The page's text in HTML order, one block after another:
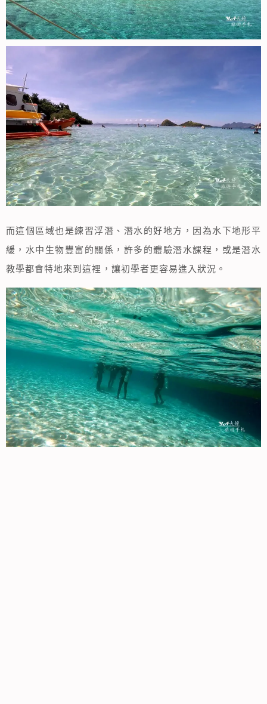
而這個區域也是練習浮潛、潛水的好地方，因為水下地形平
緩，水中生物豐富的關係，許多的體驗潛水課程，或是潛水
教學都會特地來到這裡，讓初學者更容易進入狀況。